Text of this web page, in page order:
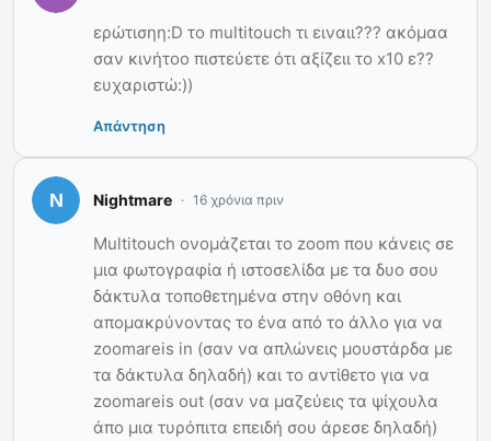
ερώτισηη:D το multitouch τι ειναιι??? ακόμαα
σαν κινήτοο πιστεύετε ότι αξίζειι το x10 ε??
ευχαριστώ:))
Απάντηση
Nightmare 16 χρόνια πριν
Multitouch ονομάζεται το zoom που κάνεις σε
μια φωτογραφία ή ιστοσελίδα με τα δυο σου
δάκτυλα τοποθετημένα στην οθόνη και
απομακρύνοντας το ένα από το άλλο για να
zoomareis in (σαν να απλώνεις μουστάρδα με
τα δάκτυλα δηλαδή) και το αντίθετο για να
zoomareis out (σαν να μαζεύεις τα ψίχουλα
άπο μια τυρόπιτα επειδή σου άρεσε δηλαδή)